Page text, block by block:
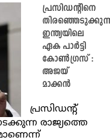
പ്രസിഡന്റിനെ
ഇന്ത്യയിലെ
ഏക പാർട്ടി
കോൺഗ്രസ് :
അജയ്
മാക്കൻ
പ്രസിഡന്റ്
രാജ്യത്തെ